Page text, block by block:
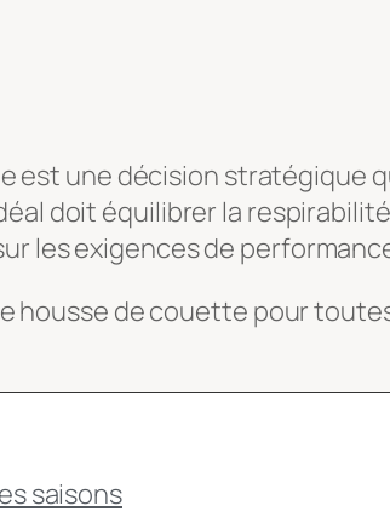
est une décision stratégique
doit équilibrer la
les exigences de
housse de couette pour
saisons